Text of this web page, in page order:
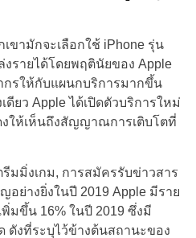
ขามักจะเลือกใช้ iPhone รุ่น
รายได้โดยพฤตินัยของ Apple
รให้กับแผนกบริการมากขึ้น
ดียว Apple ได้เปิดตัวบริการใหม่
ให้เห็นถึงสัญญาณการเติบโตที่
มมิ่งเกม, การสมัครรับข่าวสาร
ย่างยิ่งในปี 2019 Apple มีราย
มขึ้น 16% ในปี 2019 ซึ่งมี
ดังที่ระบุไว้ข้างต้นสถานะของ